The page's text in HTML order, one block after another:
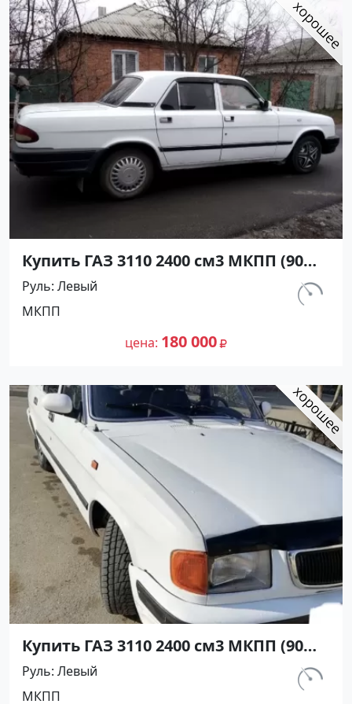
Купить ГАЗ 3110 2400 см3 МКПП (90
л.с.) Бензин карбюратор в
Курганинск: цвет Белый Седан 1998
года по цене 180000 рублей,
объявление №21269 на сайте
Авторынок23
км.
Руль Левый
МКПП
цена 180 000
Купить ГАЗ 3110 2400 см3 МКПП (90
л.с.) Бензин карбюратор в
Старотиторовская: цвет Белый
Руль Левый
МКПП